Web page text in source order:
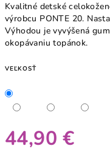
Kvalitné detské
výrobcu PONTE 20.
Výhodou je vyvýšená
okopávaniu topánok.
VEĽKOSŤ
44,90 €